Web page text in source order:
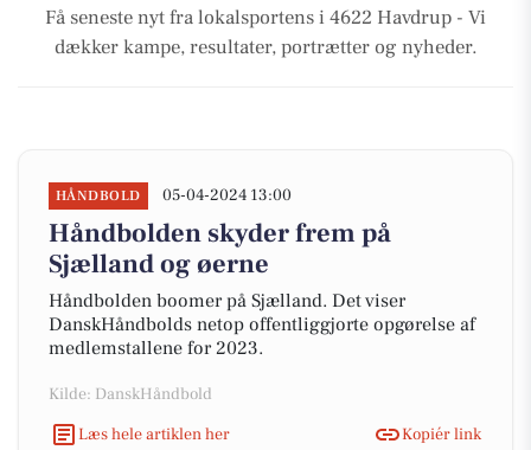
Få seneste nyt fra lokalsportens i 4622 Havdrup - Vi
dækker kampe, resultater, portrætter og nyheder.
HÅNDBOLD 05-04-2024 13:00
Håndbolden skyder frem på
Sjælland og øerne
Håndbolden boomer på Sjælland. Det viser
DanskHåndbolds netop offentliggjorte opgørelse af
medlemstallene for 2023.
Kilde: DanskHåndbold
Læs hele artiklen her
Kopiér link